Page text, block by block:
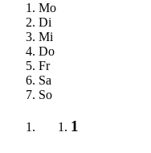
Mo
Di
Mi
Do
Fr
Sa
So
1